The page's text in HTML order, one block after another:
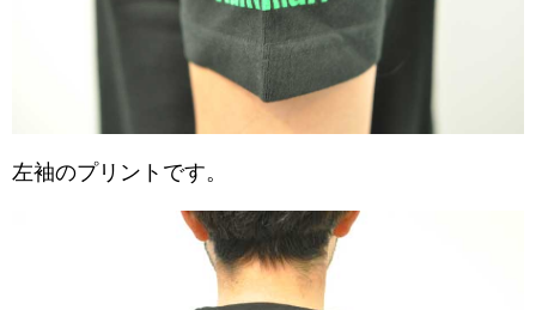
左袖のプリントです。